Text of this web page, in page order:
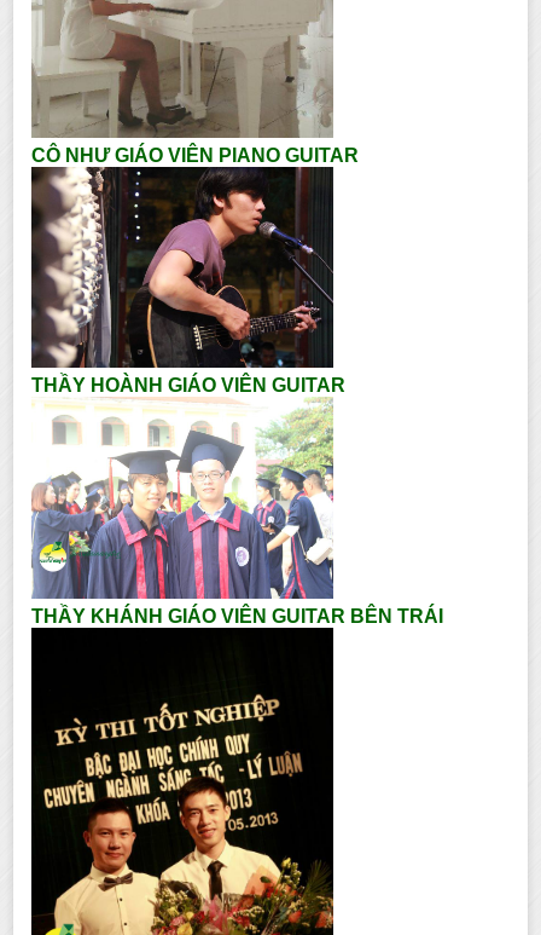
CÔ NHƯ GIÁO VIÊN PIANO GUITAR
THẦY HOÀNH GIÁO VIÊN GUITAR
THẦY KHÁNH GIÁO VIÊN GUITAR BÊN TRÁI